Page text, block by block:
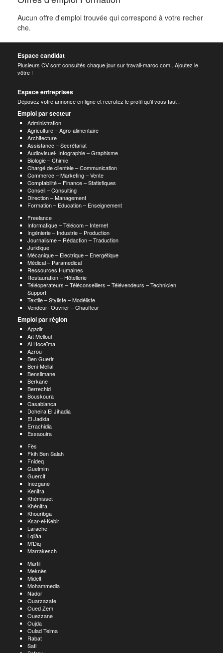
Aucun offre d'emploi trouvée qui correspond à votre recher
che.
Espace candidat
Plusieurs CV sont consultés chaque jour sur travail-maroc.com . Ajoutez le
vôtre !
Espace entreprises
Déposez votre annonce en ligne et recrutez le profil qu’il vous faut .
Emploi par secteur
Administration
Agriculture – Agro-alimentaire
Architecture
Assistance – Secrétariat
Audiovisuel- Infographie – Graphisme
Biologie – Chimie
Chargé de clientèle – Communication
Commerce – Marketing – Vente
Comptabilité – Finance – Statistiques
Conseil – Consulting
Direction – Management
Formation – Education – Enseignement
Freelance
Informatique – Télécom – Internet
Ingénierie – Industrie – Production
Journalisme – Rédaction – Traduction
Juridique
Mécanique – Electrique – Energétique
Médical – Paramedical
Ressources Humaines
Restauration – Hôtellerie
Téléoperateurs – Téléconseillers – Télévendeurs – Technicien
Support
Textile – Styliste – Modéliste
Vendeur- Ouvrier – Chauffeur
Emploi par région
Agadir
Aït Melloul
Al Hoceïma
Azrou
Ben Guerir
Beni-Mellal
Benslimane
Berkane
Berrechid
Bouskoura
Casablanca
Dcheira El Jihadia
El Jadida
Errachidia
Essaouira
Fès
Fkih Ben Salah
Fnideq
Guelmim
Guercif
Inezgane
Kenitra
Khémisset
Khénifra
Khouribga
Ksar-el-Kebir
Larache
Lqliâa
M’Diq
Marrakesch
Martil
Meknès
Midelt
Mohammedia
Nador
Ouarzazate
Oued Zem
Ouezzane
Oujda
Oulad Teima
Rabat
Safi